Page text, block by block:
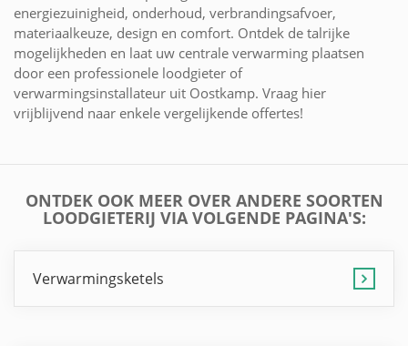
energiezuinigheid, onderhoud, verbrandingsafvoer,
materiaalkeuze, design en comfort. Ontdek de talrijke
mogelijkheden en laat uw centrale verwarming plaatsen
door een professionele loodgieter of
verwarmingsinstallateur uit Oostkamp. Vraag hier
vrijblijvend naar enkele vergelijkende offertes!
ONTDEK OOK MEER OVER ANDERE SOORTEN
LOODGIETERIJ VIA VOLGENDE PAGINA'S:
Verwarmingsketels